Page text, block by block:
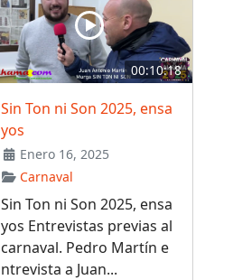
00:10:18
Sin Ton ni Son 2025, ensa
yos
Enero 16, 2025
Carnaval
Sin Ton ni Son 2025, ensa
yos Entrevistas previas al
carnaval. Pedro Martín e
ntrevista a Juan...